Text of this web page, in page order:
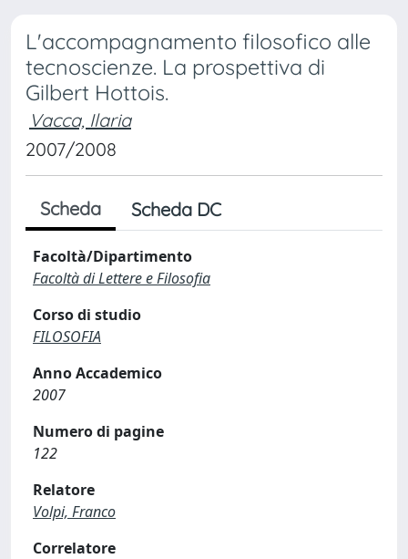
L'accompagnamento filosofico alle
tecnoscienze. La prospettiva di
Gilbert Hottois.
Vacca, Ilaria
2007/2008
Scheda Scheda DC
Facoltà/Dipartimento
Facoltà di Lettere e Filosofia
Corso di studio
FILOSOFIA
Anno Accademico
2007
Numero di pagine
122
Relatore
Volpi, Franco
Correlatore